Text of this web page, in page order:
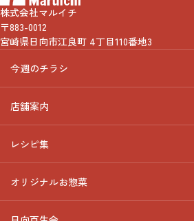
株式会社マルイチ
〒883-0012
宮崎県日向市江良町 4丁目110番地3
今週のチラシ
店舗案内
レシピ集
オリジナルお惣菜